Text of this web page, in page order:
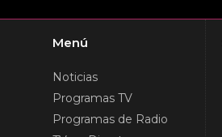
Menú
Noticias
Programas TV
Programas de Radio